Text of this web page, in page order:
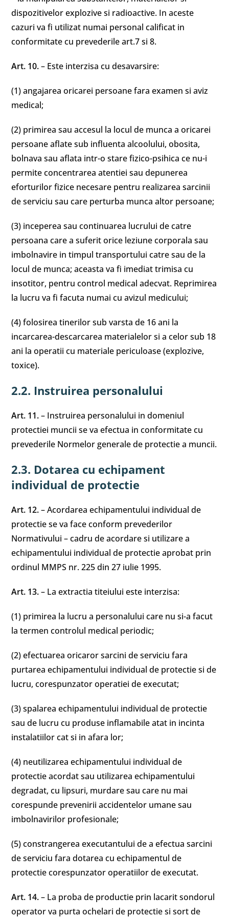
dispozitivelor explozive si radioactive. In aceste
cazuri va fi utilizat numai personal calificat in
conformitate cu prevederile art.7 si 8.
Art. 10.– Este interzisa cu desavarsire:
(1) angajarea oricarei persoane fara examen si aviz
medical;
(2) primirea sau accesul la locul de munca a oricarei
persoane aflate sub influenta alcoolului, obosita,
bolnava sau aflata intr-o stare fizico-psihica ce nu-i
permite concentrarea atentiei sau depunerea
eforturilor fizice necesare pentru realizarea sarcinii
de serviciu sau care perturba munca altor persoane;
(3) inceperea sau continuarea lucrului de catre
persoana care a suferit orice leziune corporala sau
imbolnavire in timpul transportului catre sau de la
locul de munca; aceasta va fi imediat trimisa cu
insotitor, pentru control medical adecvat. Reprimirea
la lucru va fi facuta numai cu avizul medicului;
(4) folosirea tinerilor sub varsta de 16 ani la
incarcarea-descarcarea materialelor si a celor sub 18
ani la operatii cu materiale periculoase (explozive,
toxice).
2.2. Instruirea personalului
Art. 11.– Instruirea personalului in domeniul
protectiei muncii se va efectua in conformitate cu
prevederile Normelor generale de protectie a muncii.
2.3. Dotarea cu echipament
individual de protectie
Art. 12.– Acordarea echipamentului individual de
protectie se va face conform prevederilor
Normativului – cadru de acordare si utilizare a
echipamentului individual de protectie aprobat prin
ordinul MMPS nr. 225 din 27 iulie 1995.
Art. 13.– La extractia titeiului este interzisa:
(1) primirea la lucru a personalului care nu si-a facut
la termen controlul medical periodic;
(2) efectuarea oricaror sarcini de serviciu fara
purtarea echipamentului individual de protectie si de
lucru, corespunzator operatiei de executat;
(3) spalarea echipamentului individual de protectie
sau de lucru cu produse inflamabile atat in incinta
instalatiilor cat si in afara lor;
(4) neutilizarea echipamentului individual de
protectie acordat sau utilizarea echipamentului
degradat, cu lipsuri, murdare sau care nu mai
corespunde prevenirii accidentelor umane sau
imbolnavirilor profesionale;
(5) constrangerea executantului de a efectua sarcini
de serviciu fara dotarea cu echipamentul de
protectie corespunzator operatiilor de executat.
Art. 14.– La proba de productie prin lacarit sondorul
operator va purta ochelari de protectie si sort de